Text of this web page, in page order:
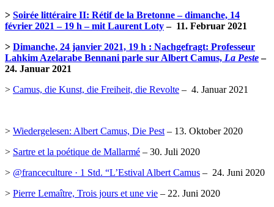
> Soirée littéraire II: Rétif de la Bretonne – dimanche, 14
février 2021 – 19 h – mit Laurent Loty– 11. Februar 2021
> Dimanche, 24 janvier 2021, 19 h : Nachgefragt: Professeur
Lahkim Azelarabe Bennani parle sur Albert Camus, La Peste–
24. Januar 2021
> Camus, die Kunst, die Freiheit, die Revolte – 4. Januar 2021
> Wiedergelesen: Albert Camus, Die Pest – 13. Oktober 2020
> Sartre et la poétique de Mallarmé – 30. Juli 2020
> @franceculture · 1 Std. “L’Estival Albert Camus – 24. Juni 2020
> Pierre Lemaître, Trois jours et une vie – 22. Juni 2020